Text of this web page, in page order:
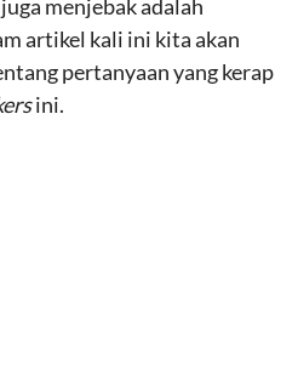
menjebak adalah
artikel kali ini kita akan
pertanyaan yang kerap
ini.